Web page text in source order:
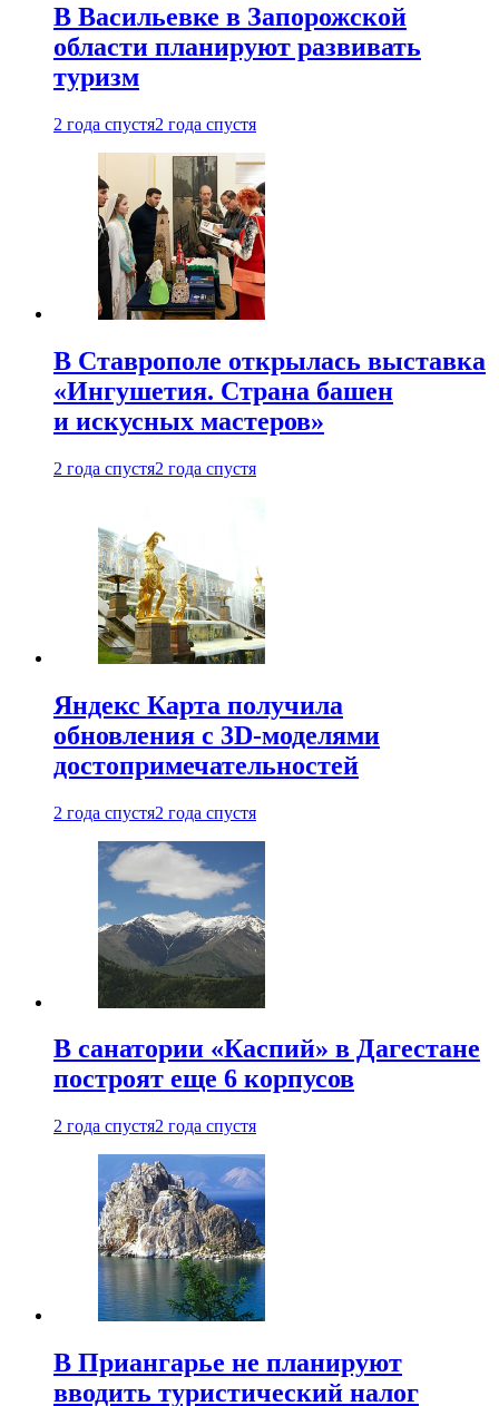
В Васильевке в Запорожской
области планируют развивать
туризм
2 года спустя2 года спустя
В Ставрополе открылась выставка
«Ингушетия. Страна башен
и искусных мастеров»
2 года спустя2 года спустя
Яндекс Карта получила
обновления с 3D-моделями
достопримечательностей
2 года спустя2 года спустя
В санатории «Каспий» в Дагестане
построят еще 6 корпусов
2 года спустя2 года спустя
В Приангарье не планируют
вводить туристический налог